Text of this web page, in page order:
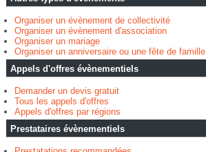
Organiser un évènement de collectivité
Organiser un évènement d'association
Organiser un mariage
Organiser un anniversaire ou une fête de famille
Appels d'offres évènementiels
Demander un devis gratuit
Tous les appels d'offres
Appels d'offres par régions
Prestataires évènementiels